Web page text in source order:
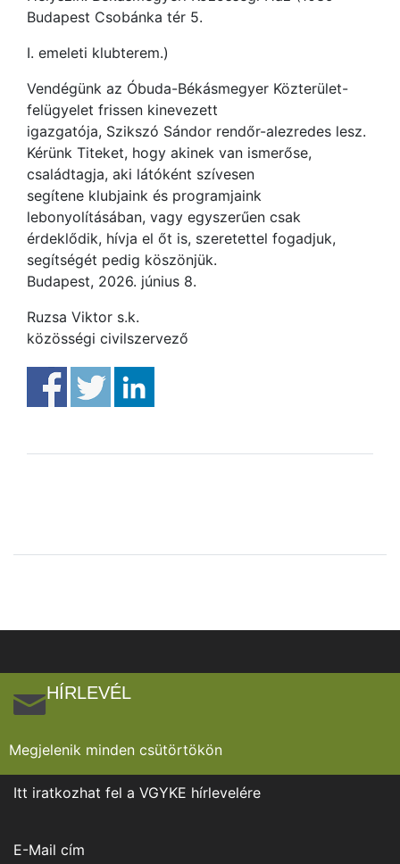
Budapest Csobánka tér 5.
I. emeleti klubterem.)
Vendégünk az Óbuda-Békásmegyer Közterület-
felügyelet frissen kinevezett
igazgatója, Szikszó Sándor rendőr-alezredes lesz.
Kérünk Titeket, hogy akinek van ismerőse,
családtagja, aki látóként szívesen
segítene klubjaink és programjaink
lebonyolításában, vagy egyszerűen csak
érdeklődik, hívja el őt is, szeretettel fogadjuk,
segítségét pedig köszönjük.
Budapest, 2026. június 8.
Ruzsa Viktor s.k.
közösségi civilszervező
HÍRLEVÉL
Megjelenik minden csütörtökön
Itt iratkozhat fel a VGYKE hírlevelére
E-Mail cím